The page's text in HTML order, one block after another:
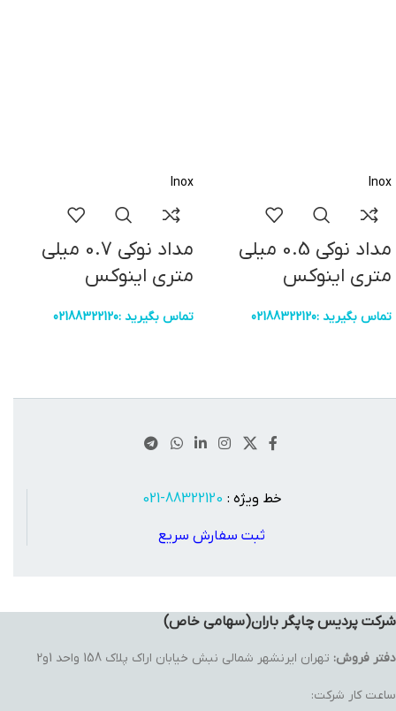
Inox
مداد نوکی 0.5 میلی
متری اینوکس
تماس بگیرید :02188322120
Inox
مداد نوکی 0.7 میلی
متری اینوکس
تماس بگیرید :02188322120
خط ویژه :
ثبت سفارش سریع
شرکت پردیس چاپگر باران(سهامی خاص)
دفتر فروش: تهران ایرنشهر شمالی نبش خیابان اراک پلاک 158 واحد 1و2
ساعت کار شرکت: